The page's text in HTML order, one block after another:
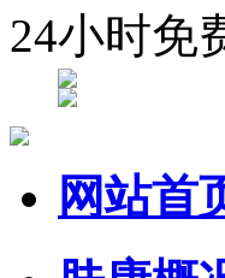
24小时免
网站首